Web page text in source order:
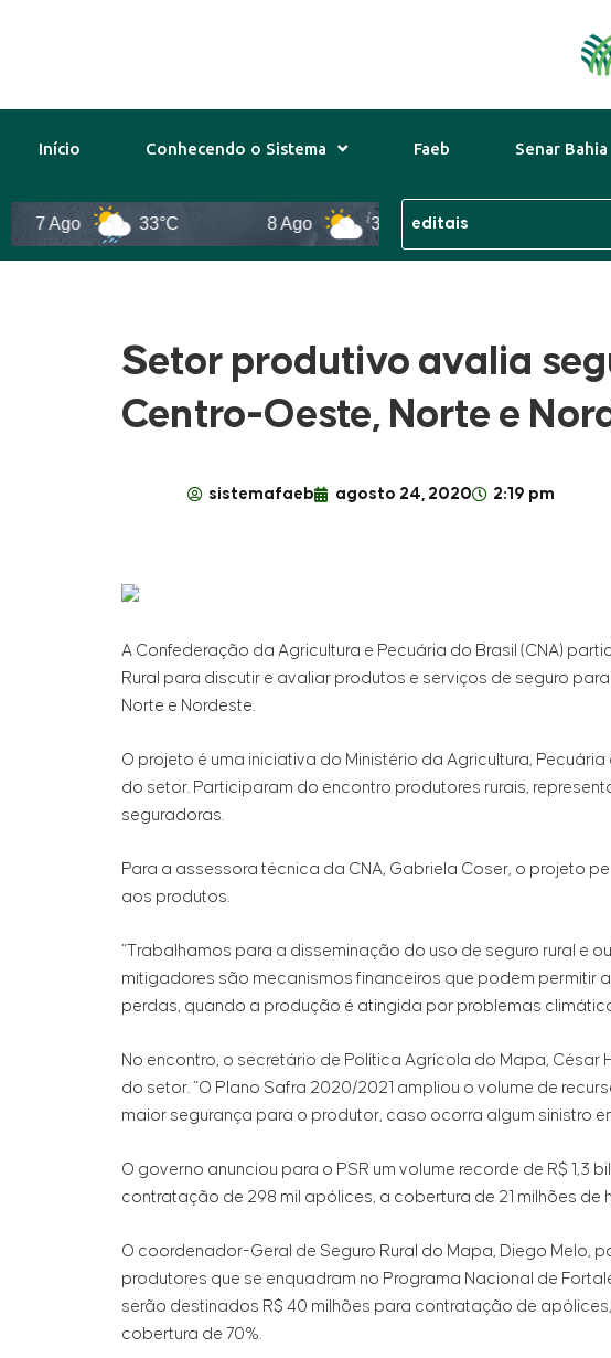
Início Conhecendo o Sistema Faeb Senar Bahia
7 Ago 33°C 8 Ago 31°C
Setor produtivo avalia
Centro-Oeste, Norte e
sistemafaeb agosto 24, 2020 2:19 pm
A Confederação da Agricultura e Pecuária do Brasil (CNA)
Rural para discutir e avaliar produtos e serviços de seguro
Norte e Nordeste.
O projeto é uma iniciativa do Ministério da Agricultura,
do setor. Participaram do encontro produtores rurais,
seguradoras.
Para a assessora técnica da CNA, Gabriela Coser, o projeto
aos produtos.
“Trabalhamos para a disseminação do uso de seguro rural e
mitigadores são mecanismos financeiros que podem permitir
perdas, quando a produção é atingida por problemas
No encontro, o secretário de Política Agrícola do Mapa, César
do setor. “O Plano Safra 2020/2021 ampliou o volume de
maior segurança para o produtor, caso ocorra algum sinistro
O governo anunciou para o PSR um volume recorde de R$
contratação de 298 mil apólices, a cobertura de 21 milhões de
O coordenador-Geral de Seguro Rural do Mapa, Diego Melo,
produtores que se enquadram no Programa Nacional de
serão destinados R$ 40 milhões para contratação de
cobertura de 70%.